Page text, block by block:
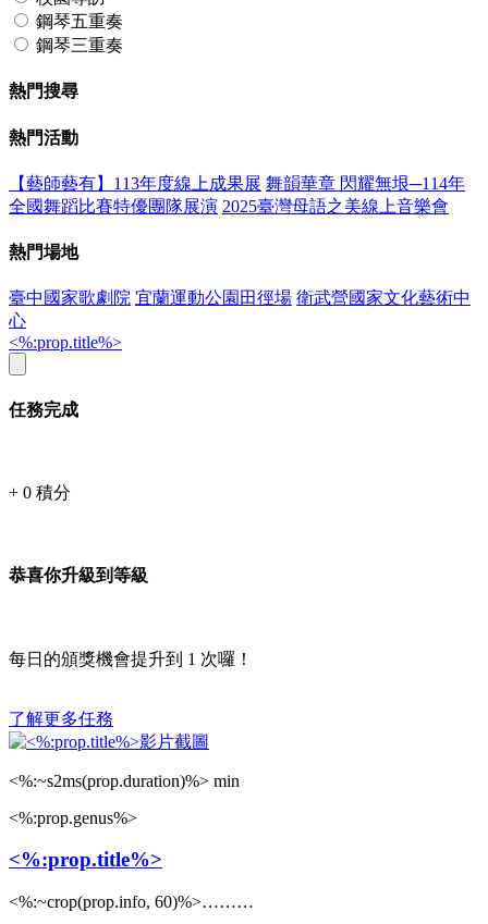
鋼琴五重奏
鋼琴三重奏
熱門搜尋
熱門活動
【藝師藝有】113年度線上成果展 舞韻華章 閃耀無垠─114年
全國舞蹈比賽特優團隊展演 2025臺灣母語之美線上音樂會
熱門場地
臺中國家歌劇院 宜蘭運動公園田徑場 衛武營國家文化藝術中
心
<%:prop.title%>
任務完成
+ 0 積分
恭喜你升級到等級
每日的頒獎機會提升到 1 次囉！
了解更多任務
<%:~s2ms(prop.duration)%> min
<%:prop.genus%>
<%:prop.title%>
<%:~crop(prop.info, 60)%>………